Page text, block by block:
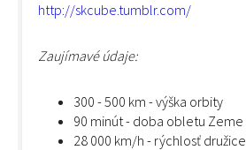
http://skcube.tumblr.com/
Zaujímavé údaje:
300 - 500 km - výška orbity
90 minút - doba obletu Zeme
28 000 km/h - rýchlosť družice